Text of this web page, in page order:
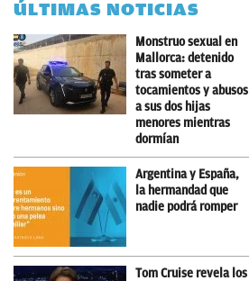
ÚLTIMAS NOTICIAS
Monstruo sexual en
Mallorca: detenido
tras someter a
tocamientos y abusos
a sus dos hijas
menores mientras
dormían
Argentina y España,
la hermandad que
nadie podrá romper
Tom Cruise revela los